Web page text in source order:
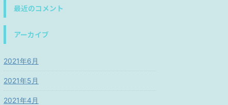
最近のコメント
アーカイブ
2021年6月
2021年5月
2021年4月